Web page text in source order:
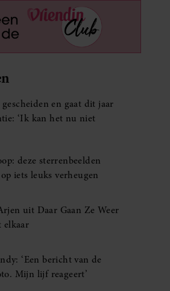
en gaat dit jaar
‘Ik kan het nu niet
deze sterrenbeelden
iets leuks verheugen
uit Daar Gaan Ze Weer
elkaar
‘Een bericht van de
Mijn lijf reageert’